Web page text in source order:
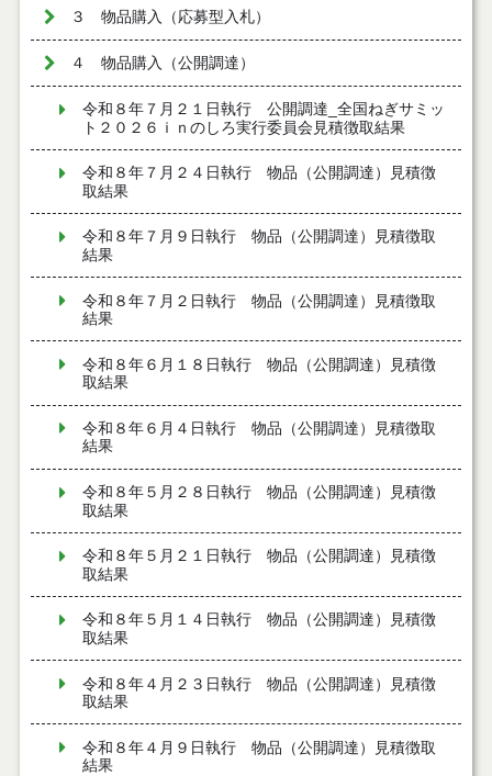
３ 物品購入（応募型入札）
４ 物品購入（公開調達）
令和８年７月２１日執行 公開調達_全国ねぎサミッ
ト２０２６ｉｎのしろ実行委員会見積徴取結果
令和８年７月２４日執行 物品（公開調達）見積徴
取結果
令和８年７月９日執行 物品（公開調達）見積徴取
結果
令和８年７月２日執行 物品（公開調達）見積徴取
結果
令和８年６月１８日執行 物品（公開調達）見積徴
取結果
令和８年６月４日執行 物品（公開調達）見積徴取
結果
令和８年５月２８日執行 物品（公開調達）見積徴
取結果
令和８年５月２１日執行 物品（公開調達）見積徴
取結果
令和８年５月１４日執行 物品（公開調達）見積徴
取結果
令和８年４月２３日執行 物品（公開調達）見積徴
取結果
令和８年４月９日執行 物品（公開調達）見積徴取
結果